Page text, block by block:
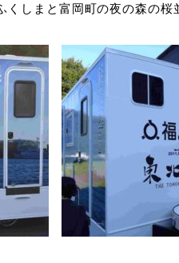
しまと富岡町の夜の森の桜